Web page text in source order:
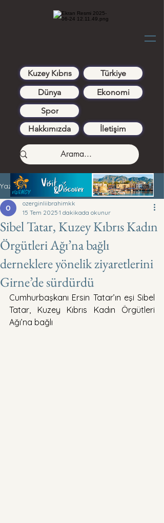
Kuzey Kıbrıs
Türkiye
Dünya
Ekonomi
Spor
Hakkımızda
İletişim
Yazı
Sibel Tatar, Kuzey Kıbrıs Kadın
Örgütleri Ağı’na bağlı
derneklere yönelik ziyaretlerini
Girne’de sürdürdü
ozerginliibrahimkk
15 Tem 2025 1 dakikada okunur
Cumhurbaşkanı Ersin Tatar’ın eşi Sibel
Tatar, Kuzey Kıbrıs Kadın Örgütleri
Ağı’na bağlı